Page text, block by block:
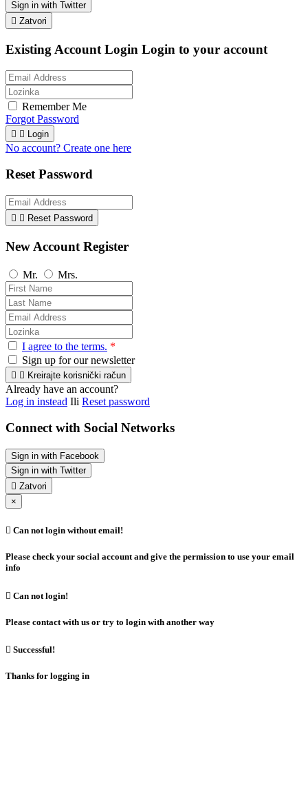
Sign in with Twitter
 Zatvori
Existing Account Login Login to your account
Remember Me
Forgot Password
  Login
No account? Create one here
Reset Password
  Reset Password
New Account Register
Mr. Mrs.
I agree to the terms. *
Sign up for our newsletter
  Kreirajte korisnički račun
Already have an account?
Log in instead Ili Reset password
Connect with Social Networks
Sign in with Facebook
Sign in with Twitter
 Zatvori
×
 Can not login without email!
Please check your social account and give the permission to use your email
info
 Can not login!
Please contact with us or try to login with another way
 Successful!
Thanks for logging in